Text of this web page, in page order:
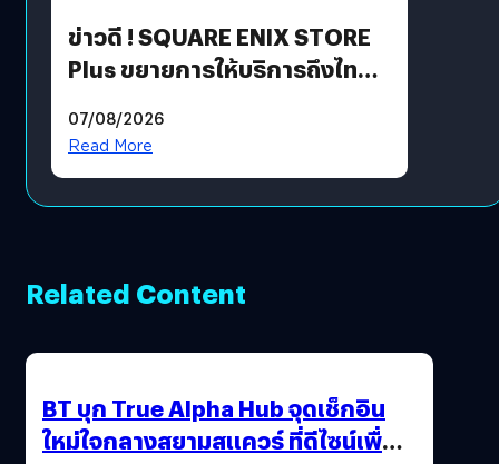
ข่าวดี ! SQUARE ENIX STORE
Plus ขยายการให้บริการถึงไทย
โดยตรง
07/08/2026
Read More
Related Content
BT บุก True Alpha Hub จุดเช็กอิน
ใหม่ใจกลางสยามสแควร์ ที่ดีไซน์เพื่อ